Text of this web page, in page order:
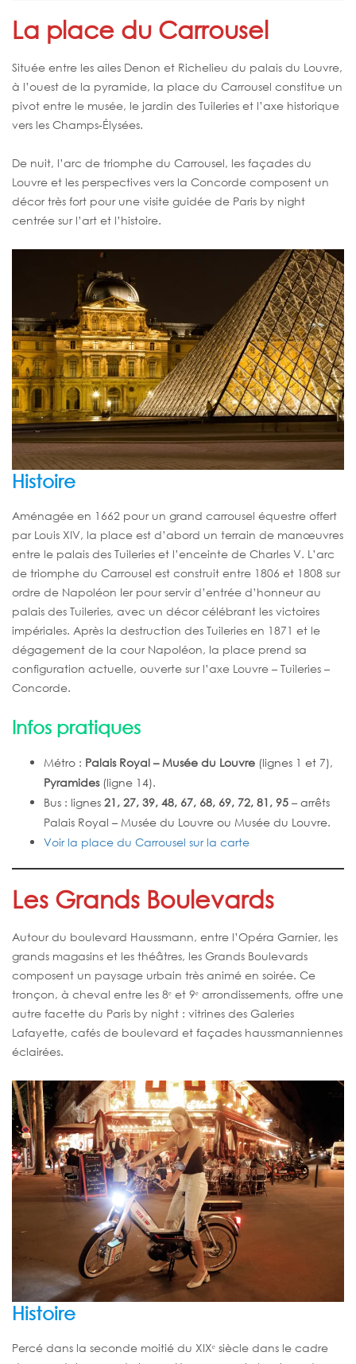
La place du Carrousel
Située entre les ailes Denon et Richelieu du palais du Louvre,
à l’ouest de la pyramide, la place du Carrousel constitue un
pivot entre le musée, le jardin des Tuileries et l’axe historique
vers les Champs-Élysées.
De nuit, l’arc de triomphe du Carrousel, les façades du
Louvre et les perspectives vers la Concorde composent un
décor très fort pour une visite guidée de Paris by night
centrée sur l’art et l’histoire.
Histoire
Aménagée en 1662 pour un grand carrousel équestre offert
par Louis XIV, la place est d’abord un terrain de manœuvres
entre le palais des Tuileries et l’enceinte de Charles V. L’arc
de triomphe du Carrousel est construit entre 1806 et 1808 sur
ordre de Napoléon Ier pour servir d’entrée d’honneur au
palais des Tuileries, avec un décor célébrant les victoires
impériales. Après la destruction des Tuileries en 1871 et le
dégagement de la cour Napoléon, la place prend sa
configuration actuelle, ouverte sur l’axe Louvre – Tuileries –
Concorde.
Infos pratiques
Métro : Palais Royal – Musée du Louvre (lignes 1 et 7),
Pyramides(ligne 14).
Bus : lignes 21, 27, 39, 48, 67, 68, 69, 72, 81, 95 – arrêts
Palais Royal – Musée du Louvre ou Musée du Louvre.
Voir la place du Carrousel sur la carte
Les Grands Boulevards
Autour du boulevard Haussmann, entre l’Opéra Garnier, les
grands magasins et les théâtres, les Grands Boulevards
composent un paysage urbain très animé en soirée. Ce
tronçon, à cheval entre les 8ᵉ et 9ᵉ arrondissements, offre une
autre facette du Paris by night : vitrines des Galeries
Lafayette, cafés de boulevard et façades haussmanniennes
éclairées.
Histoire
Percé dans la seconde moitié du XIXᵉ siècle dans le cadre